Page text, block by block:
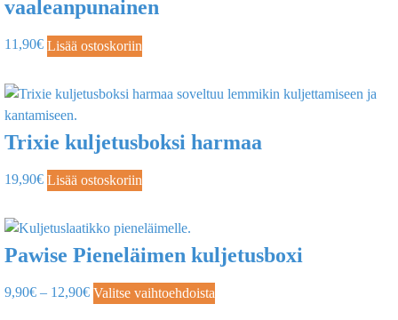
vaaleanpunainen
11,90€ Lisää ostoskoriin
Trixie kuljetusboksi harmaa
19,90€ Lisää ostoskoriin
Pawise Pieneläimen kuljetusboxi
9,90€ – 12,90€ Valitse vaihtoehdoista